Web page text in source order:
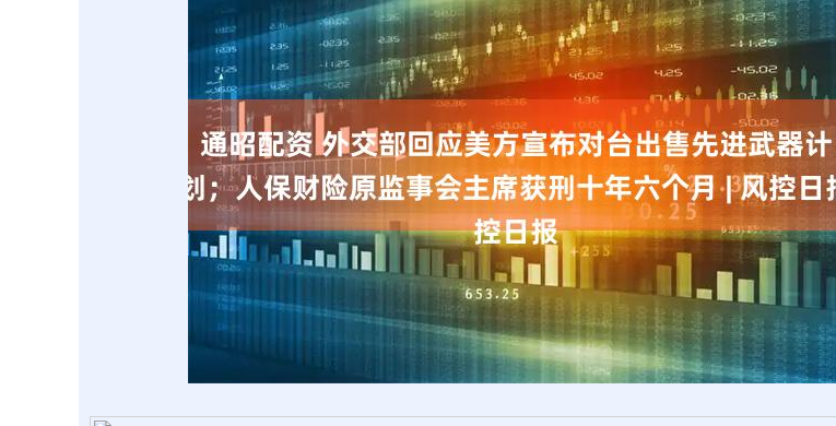
14295.08 184.96 1.31% 沪深300 4689.96 38.65